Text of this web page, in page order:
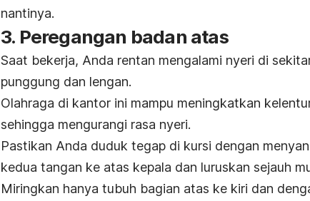
nantinya.
3. Peregangan badan atas
Saat bekerja, Anda rentan mengalami nyeri di
punggung dan lengan.
Olahraga di kantor ini mampu meningkatkan
sehingga mengurangi rasa nyeri.
Pastikan Anda duduk tegap di kursi dengan
kedua tangan ke atas kepala dan luruskan sejauh
Miringkan hanya tubuh bagian atas ke kiri dan